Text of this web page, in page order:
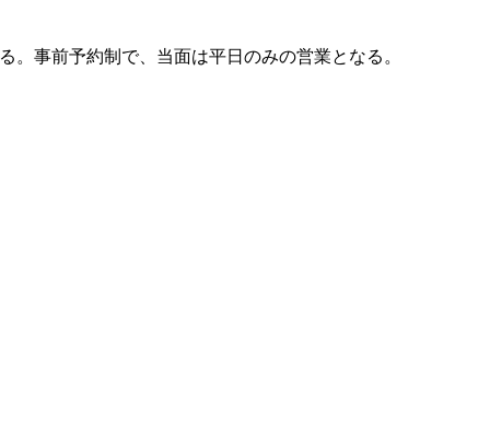
事前予約制で、当面は平日のみの営業となる。